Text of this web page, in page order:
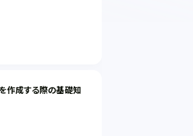
作成する際の基礎知